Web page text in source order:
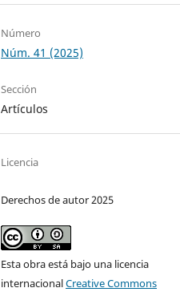
Número
Núm. 41 (2025)
Sección
Artículos
Licencia
Derechos de autor 2025
Esta obra está bajo una licencia
internacionalCreative Commons